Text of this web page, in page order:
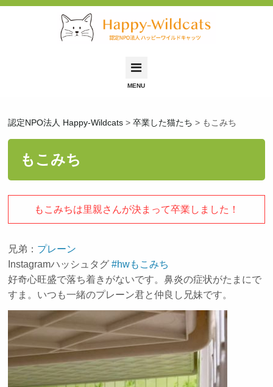
里親希望の方へ
保護依頼について
保護猫ふれあい会
お問い合わせ
認定NPO法人 Happy-Wildcats >卒業した猫たち > もこみち
もこみち
もこみちは里親さんが決まって卒業しました！
兄弟： プレーン
Instagramハッシュタグ#hwもこみち
好奇心旺盛で落ち着きがないです。鼻炎の症状がたまにで
すま。いつも一緒のプレーン君と仲良し兄妹です。